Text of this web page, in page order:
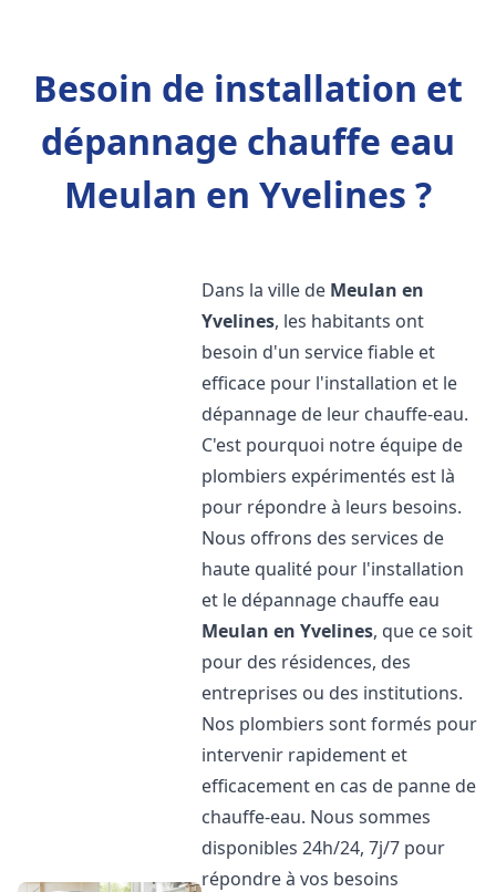
Besoin de installation et
dépannage chauffe eau
Meulan en Yvelines ?
Dans la ville de Meulan en
Yvelines, les habitants ont
besoin d'un service fiable et
efficace pour l'installation et le
dépannage de leur chauffe-eau.
C'est pourquoi notre équipe de
plombiers expérimentés est là
pour répondre à leurs besoins.
Nous offrons des services de
haute qualité pour l'installation
et le dépannage chauffe eau
Meulan en Yvelines, que ce soit
pour des résidences, des
entreprises ou des institutions.
Nos plombiers sont formés pour
intervenir rapidement et
efficacement en cas de panne de
chauffe-eau. Nous sommes
disponibles 24h/24, 7j/7 pour
répondre à vos besoins